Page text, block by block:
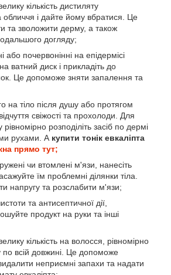
кількість дистиляту
і дайте йому вбратися. Це
та зволожити дерму, а також
догляду;
або почервонінні на епідермісі
ватний диск і прикладіть до
Це допоможе зняти запалення та
на тіло після душу або протягом
свіжості та прохолоди. Для
розподіліть засіб по дермі
рухами. А купити тонік евкаліпта
прямо тут;
чи втомлені м'язи, нанесіть
їм проблемні ділянки тіла.
напругу та розслабити м'язи;
та антисептичної дії,
продукт на руки та інші
кількість на волосся, рівномірно
по всій довжині. Це допоможе
неприємні запахи та надати